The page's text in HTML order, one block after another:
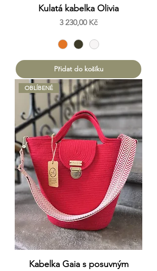
Kulatá kabelka Olivia
Cena
3 230,00 Kč
Přidat do košíku
OBLÍBENÉ
Kabelka Gaia s posuvným